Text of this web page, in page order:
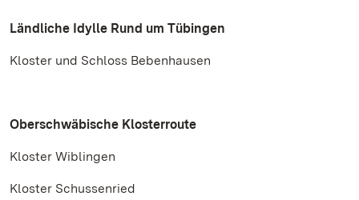
Ländliche Idylle Rund um Tübingen
Kloster und Schloss Bebenhausen
Oberschwäbische Klosterroute
Kloster Wiblingen
Kloster Schussenried